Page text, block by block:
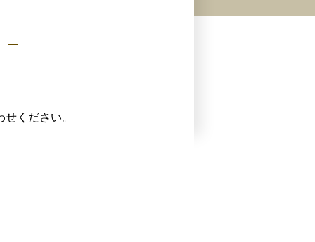
ください。